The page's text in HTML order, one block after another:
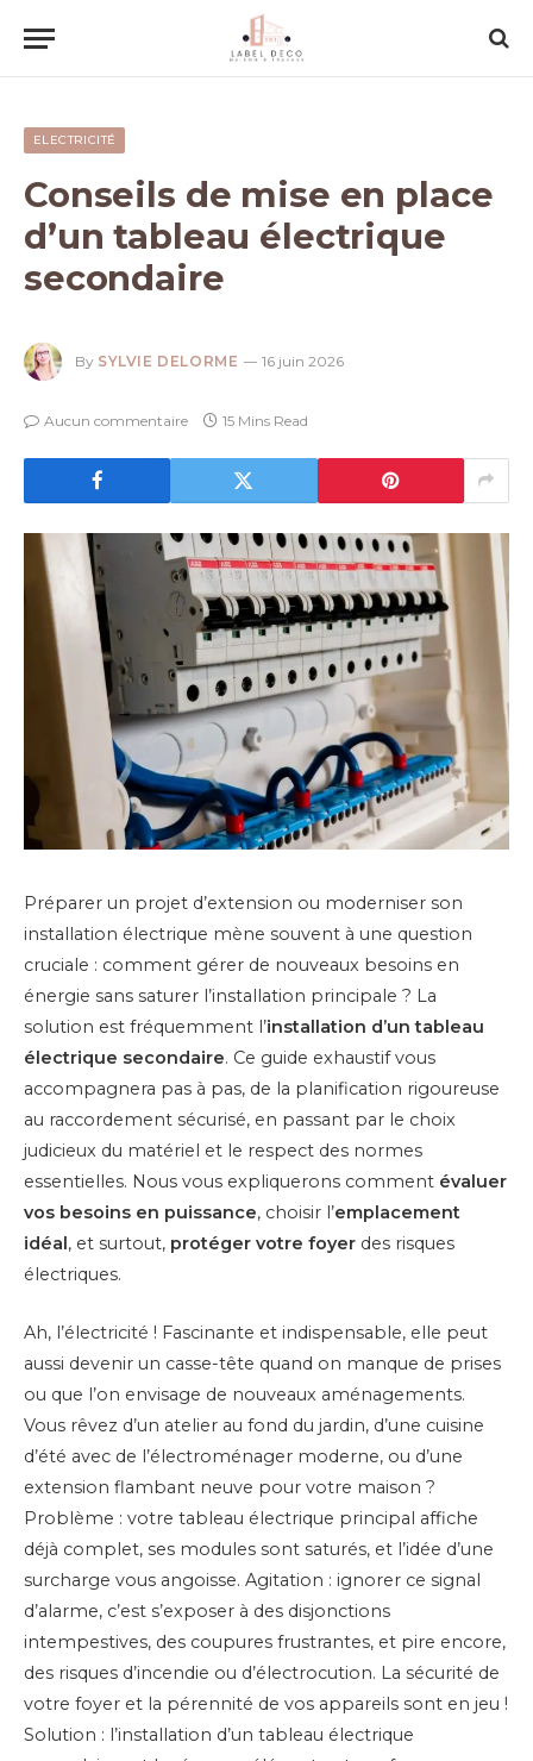
ELECTRICITÉ
Conseils de mise en place
d’un tableau électrique
secondaire
By SYLVIE DELORME 16 juin 2026
Aucun commentaire 15 Mins Read
Préparer un projet d’extension ou moderniser son
installation électrique mène souvent à une question
cruciale : comment gérer de nouveaux besoins en
énergie sans saturer l’installation principale ? La
solution est fréquemment l’installation d’un tableau
électrique secondaire. Ce guide exhaustif vous
accompagnera pas à pas, de la planification rigoureuse
au raccordement sécurisé, en passant par le choix
judicieux du matériel et le respect des normes
essentielles. Nous vous expliquerons comment évaluer
vos besoins en puissance, choisir l’emplacement
idéal , et surtout, protéger votre foyer des risques
électriques.
Ah, l’électricité ! Fascinante et indispensable, elle peut
aussi devenir un casse-tête quand on manque de prises
ou que l’on envisage de nouveaux aménagements.
Vous rêvez d’un atelier au fond du jardin, d’une cuisine
d’été avec de l’électroménager moderne, ou d’une
extension flambant neuve pour votre maison ?
Problème : votre tableau électrique principal affiche
déjà complet, ses modules sont saturés, et l’idée d’une
surcharge vous angoisse. Agitation : ignorer ce signal
d’alarme, c’est s’exposer à des disjonctions
intempestives, des coupures frustrantes, et pire encore,
des risques d’incendie ou d’électrocution. La sécurité de
votre foyer et la pérennité de vos appareils sont en jeu !
Solution : l’installation d’un tableau électrique